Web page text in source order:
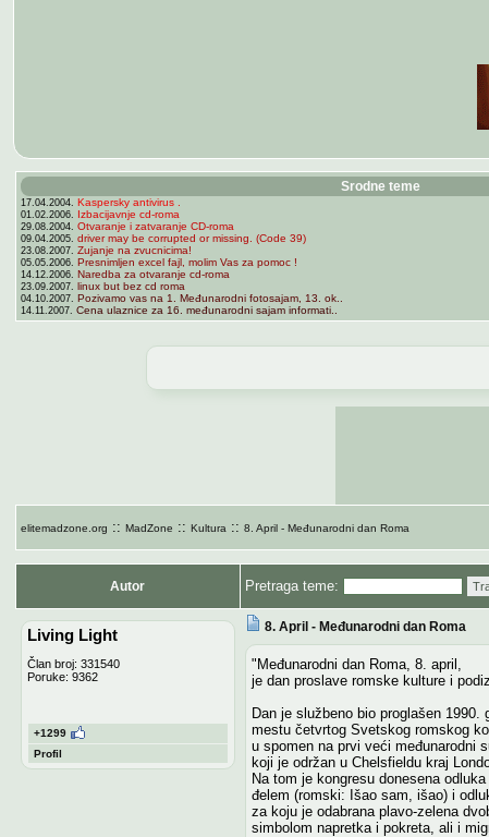
Srodne teme
17.04.2004. Kaspersky antivirus .
01.02.2006. Izbacijavnje cd-roma
29.08.2004. Otvaranje i zatvaranje CD-roma
09.04.2005. driver may be corrupted or missing. (Code 39)
23.08.2007. Zujanje na zvucnicima!
05.05.2006. Presnimljen excel fajl, molim Vas za pomoc !
14.12.2006. Naredba za otvaranje cd-roma
23.09.2007. linux but bez cd roma
04.10.2007. Pozivamo vas na 1. Međunarodni fotosajam, 13. ok..
14.11.2007. Cena ulaznice za 16. međunarodni sajam informati..
elitemadzone.org :: MadZone :: Kultura :: 8. April - Međunarodni dan Roma
Autor Pretraga teme:
Living Light
Član broj: 331540
Poruke: 9362
+1299
Profil
8. April - Međunarodni dan Roma
"Međunarodni dan Roma, 8. april,
je dan proslave romske kulture i
Dan je službeno bio proglašen 1990.
mestu četvrtog Svetskog romskog
u spomen na prvi veći međunarodni
koji je održan u Chelsfieldu kraj
Na tom je kongresu donesena
đelem (romski: Išao sam, išao) i
za koju je odabrana plavo-zelena
simbolom napretka i pokreta, ali i